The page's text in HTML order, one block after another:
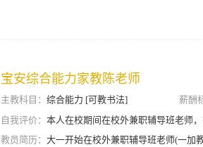
宝安综合能力家教陈老师
主教科目： 综合能力 [可教书法] 薪酬
自我评价： 本人在校期间在校外兼职辅导班老师
教员简历： 大一开始在校外兼职辅导班老师(一加